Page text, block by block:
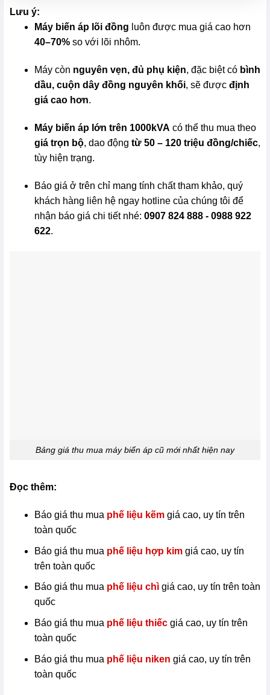
Lưu ý:
Máy biến áp lõi đồng luôn được mua giá cao hơn
40–70%so với lõi nhôm.
Máy còn nguyên vẹn, đủ phụ kiện, đặc biệt có bình
dầu, cuộn dây đồng nguyên khối, sẽ được định
giá cao hơn.
Máy biến áp lớn trên 1000kVA có thể thu mua theo
giá trọn bộ, dao động từ 50 – 120 triệu đồng/chiếc,
tùy hiện trạng.
Báo giá ở trên chỉ mang tính chất tham khảo, quý
khách hàng liên hệ ngay hotline của chúng tôi để
nhận báo giá chi tiết nhé: 0907 824 888 - 0988 922
622.
Bảng giá thu mua máy biến áp cũ mới nhất hiện nay
Đọc thêm:
Báo giá thu mua phế liệu kẽmgiá cao, uy tín trên
toàn quốc
Báo giá thu mua phế liệu hợp kimgiá cao, uy tín
trên toàn quốc
Báo giá thu mua phế liệu chìgiá cao, uy tín trên toàn
quốc
Báo giá thu mua phế liệu thiếcgiá cao, uy tín trên
toàn quốc
Báo giá thu mua phế liệu niken giá cao, uy tín trên
toàn quốc